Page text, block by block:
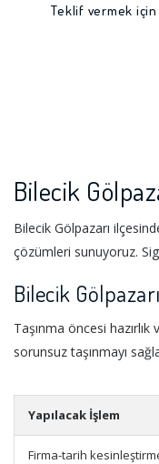
Teklif vermek için
Bilecik
Bilecik Gölpazarı
çözümleri sunuyoruz.
Bilecik
Taşınma öncesi hazırlık
sorunsuz taşınmayı
Yapılacak İşlem
Firma-tarih